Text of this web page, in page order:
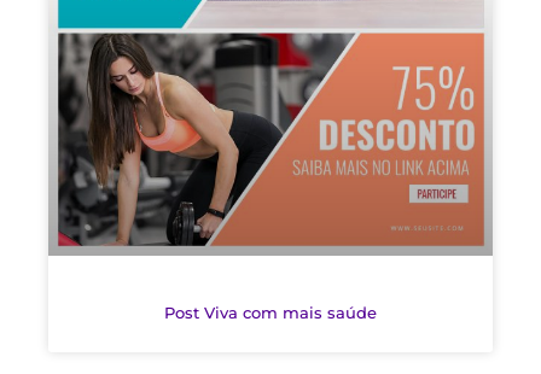
Post Viva com mais saúde